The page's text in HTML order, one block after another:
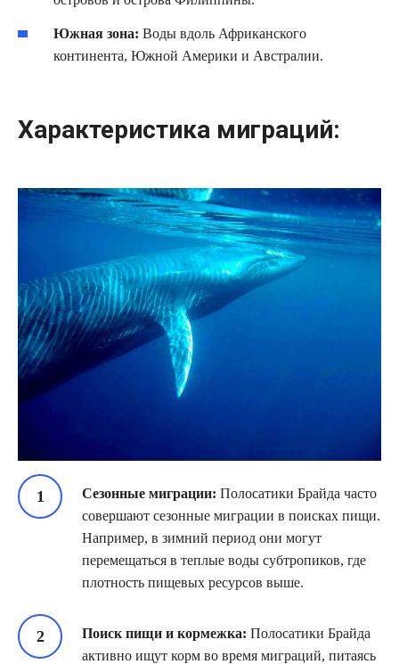
Южная зона: Воды вдоль Африканского
континента, Южной Америки и Австралии.
Характеристика миграций:
Сезонные миграции: Полосатики Брайда часто
совершают сезонные миграции в поисках пищи.
Например, в зимний период они могут
перемещаться в теплые воды субтропиков, где
плотность пищевых ресурсов выше.
Поиск пищи и кормежка: Полосатики Брайда
активно ищут корм во время миграций, питаясь